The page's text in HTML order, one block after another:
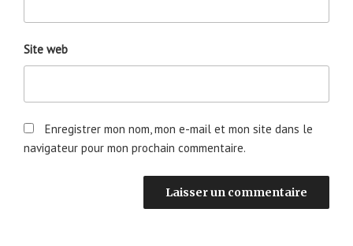
Site web
Enregistrer mon nom, mon e-mail et mon site dans le
navigateur pour mon prochain commentaire.